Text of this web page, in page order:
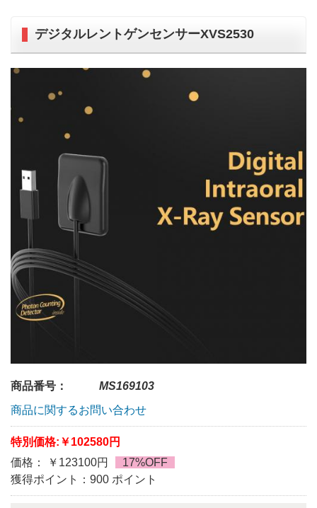
デジタルレントゲンセンサーXVS2530
商品番号：
MS169103
商品に関するお問い合わせ
特別価格: ￥102580円
価格： ￥123100円
17%OFF
獲得ポイント：900 ポイント